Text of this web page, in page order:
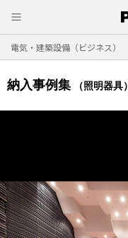
電気・建築設備（ビジネス）
納入事例集 （照明器具）